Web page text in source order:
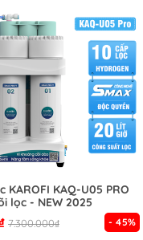
KAROFI KAQ-U05 PRO
lọc - NEW 2025
7.300.000₫ - 45%